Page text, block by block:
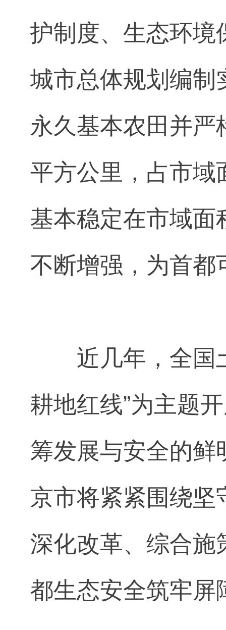
护制度、生态环境
城市总体规划编制
永久基本农田并
平方公里，占市域
基本稳定在市域面
不断增强，为首都
近几年，全国
耕地红线”为主题
筹发展与安全的鲜
京市将紧紧围绕坚
深化改革、综合施
都生态安全筑牢屏